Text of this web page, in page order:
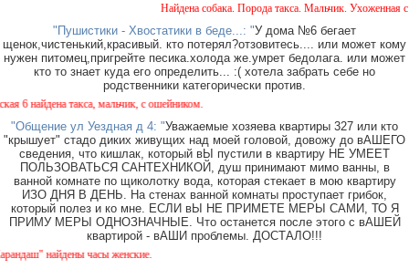
Найдена собака. Порода такса. Мальчик. Ухоженная с
"Пушистики - Хвостатики в беде...: "У дома №6 бегает
щенок,чистенький,красивый. кто потерял?отзовитесь.... или может кому
нужен питомец,пригрейте песика.холода же.умрет бедолага. или может
кто то знает куда его определить... :( хотела забрать себе но
родственники категорически против.
такса, мальчик, с ошейником.
"Общение ул Уездная д 4: "Уважаемые хозяева квартиры 327 или кто
"крышует" стадо диких живущих над моей головой, довожу до вАШЕГО
сведения, что кишлак, который вЫ пустили в квартиру НЕ УМЕЕТ
ПОЛЬЗОВАТЬСЯ САНТЕХНИКОЙ, душ принимают мимо ванны, в
ванной комнате по щиколотку вода, которая стекает в мою квартиру
ИЗО ДНЯ В ДЕНЬ. На стенах ванной комнаты проступает грибок,
который полез и ко мне. ЕСЛИ вЫ НЕ ПРИМЕТЕ МЕРЫ САМИ, ТО Я
ПРИМУ МЕРЫ ОДНОЗНАЧНЫЕ. Что останется после этого с вАШЕЙ
квартирой - вАШИ проблемы. ДОСТАЛО!!!
найдены часы женские.